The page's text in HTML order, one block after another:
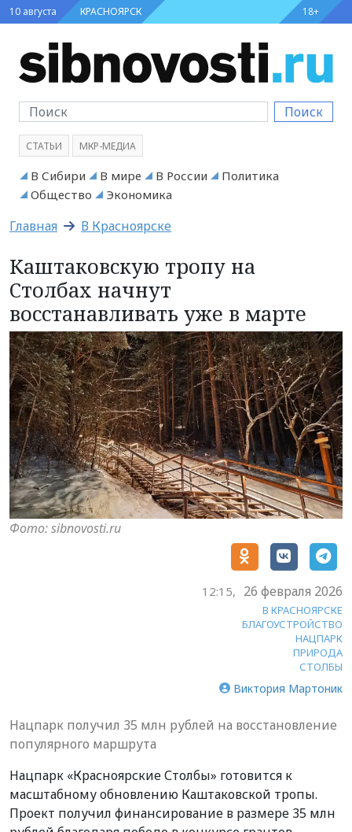
10 августа КРАСНОЯРСК 18+
Поиск
СТАТЬИ МКР-МЕДИА
В Сибири В мире В России
Политика
Общество
Экономика
Главная В Красноярске
Каштаковскую тропу на
Столбах начнут
восстанавливать уже в марте
Фото: sibnovosti.ru
12:15, 26 февраля 2026
В КРАСНОЯРСКЕ
БЛАГОУСТРОЙСТВО
НАЦПАРК
ПРИРОДА
СТОЛБЫ
Виктория Мартоник
Нацпарк получил 35 млн рублей на восстановление
популярного маршрута
Нацпарк «Красноярские Столбы» готовится к
масштабному обновлению Каштаковской тропы.
Проект получил финансирование в размере 35 млн